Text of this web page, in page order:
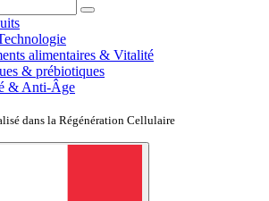
alimentaires & Vitalité
& prébiotiques
& Anti-Âge
dans la Régénération Cellulaire